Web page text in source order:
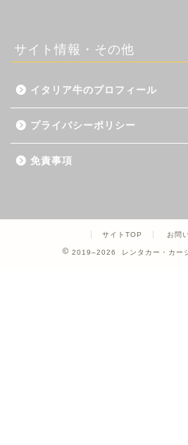
サイト情報・その他
イタリア牛のプロフィール
プライバシーポリシー
免責事項
サイトTOP お問
2019–2026 レンタカー・カー